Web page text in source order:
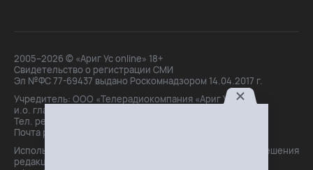
2005–2026 © «Ариг Ус online» 18+
Свидетельство о регистрации СМИ
Эл №ФС 77-69437 выдано Роскомнадзором 14.04.2017 г.
Учредитель: ООО «Телерадиокомпания «Ариг Ус»,
и.о. главного редактора: Маханова О.Б.
Тел. peдakции: +7(3012)21-30-14,
Почта peдakции: editor@arigus.tv
Использование материалов только с письменного разрешения
редакции. При цитировании прямая активная ссылка на